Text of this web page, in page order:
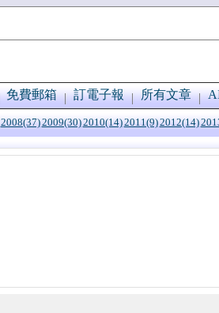
免費郵箱 訂電子報 所有文章
2008(37)2009(30)2010(14)2011(9)2012(14)